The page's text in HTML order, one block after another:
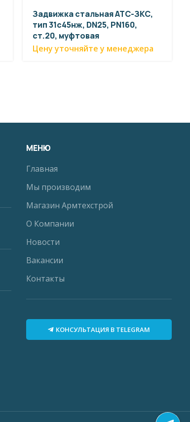
Задвижка стальная АТС-ЗКС,
тип 31с45нж, DN25, PN160,
ст.20, муфтовая
Цену уточняйте у менеджера
МЕНЮ
Главная
Мы производим
Магазин Армтехстрой
О Компании
Новости
Вакансии
Контакты
КОНСУЛЬТАЦИЯ В TELEGRAM